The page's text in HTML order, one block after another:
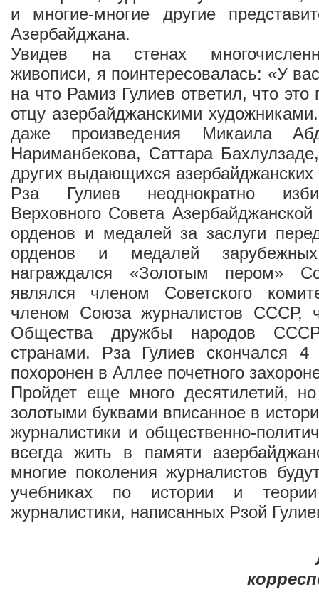
и многие-многие другие
Азербайджана.
Увидев на стенах
живописи, я поинтересовалась: «У
на что Рамиз Гулиев ответил, что
отцу азербайджанскими
даже произведения Микаила
Нариманбекова, Саттара
других выдающихся азербайджанских
Рза Гулиев неоднократно
Верховного Совета
орденов и медалей за заслуги
орденов и медалей
награждался «Золотым пером»
являлся членом Советского
членом Союза журналистов СССР,
Общества дружбы народов
странами. Рза Гулиев скончался
похоронен в Аллее почетного
Пройдет еще много десятилетий,
золотыми буквами вписанное в
журналистики и общественно-
всегда жить в памяти
многие поколения журналистов
учебниках по истории и теории
журналистики, написанных Рзой